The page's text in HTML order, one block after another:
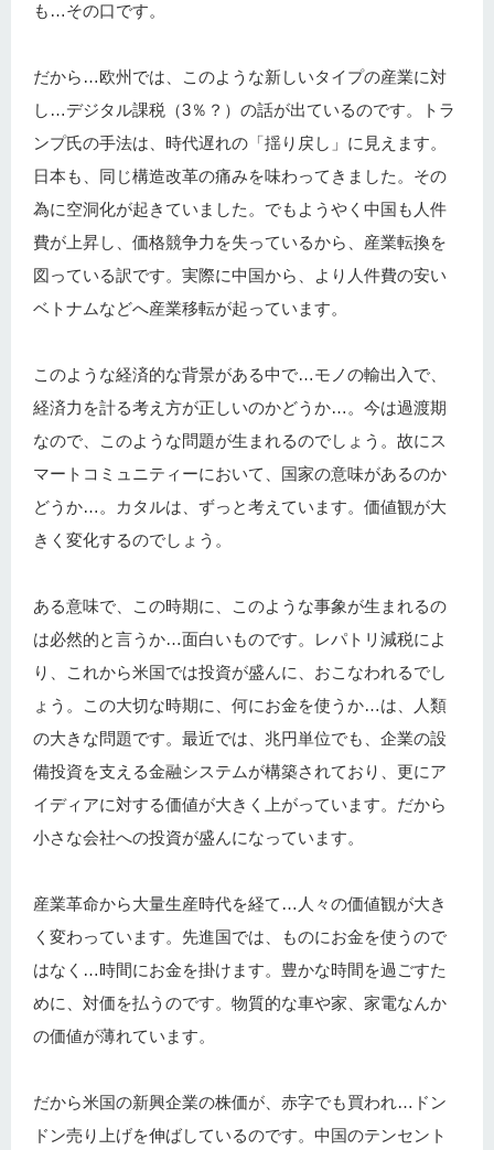
も…その口です。
だから…欧州では、このような新しいタイプの産業に対
し…デジタル課税（3％？）の話が出ているのです。トラ
ンプ氏の手法は、時代遅れの「揺り戻し」に見えます。
日本も、同じ構造改革の痛みを味わってきました。その
為に空洞化が起きていました。でもようやく中国も人件
費が上昇し、価格競争力を失っているから、産業転換を
図っている訳です。実際に中国から、より人件費の安い
ベトナムなどへ産業移転が起っています。
このような経済的な背景がある中で…モノの輸出入で、
経済力を計る考え方が正しいのかどうか…。今は過渡期
なので、このような問題が生まれるのでしょう。故にス
マートコミュニティーにおいて、国家の意味があるのか
どうか…。カタルは、ずっと考えています。価値観が大
きく変化するのでしょう。
ある意味で、この時期に、このような事象が生まれるの
は必然的と言うか…面白いものです。レパトリ減税によ
り、これから米国では投資が盛んに、おこなわれるでし
ょう。この大切な時期に、何にお金を使うか…は、人類
の大きな問題です。最近では、兆円単位でも、企業の設
備投資を支える金融システムが構築されており、更にア
イディアに対する価値が大きく上がっています。だから
小さな会社への投資が盛んになっています。
産業革命から大量生産時代を経て…人々の価値観が大き
く変わっています。先進国では、ものにお金を使うので
はなく…時間にお金を掛けます。豊かな時間を過ごすた
めに、対価を払うのです。物質的な車や家、家電なんか
の価値が薄れています。
だから米国の新興企業の株価が、赤字でも買われ…ドン
ドン売り上げを伸ばしているのです。中国のテンセント